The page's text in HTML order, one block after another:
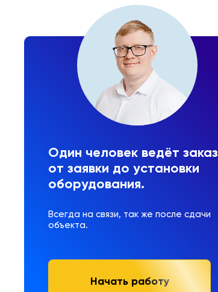
Один человек ведёт заказ
от заявки до установки
оборудования.
Всегда на связи, так же после сдачи
объекта.
Начать работу